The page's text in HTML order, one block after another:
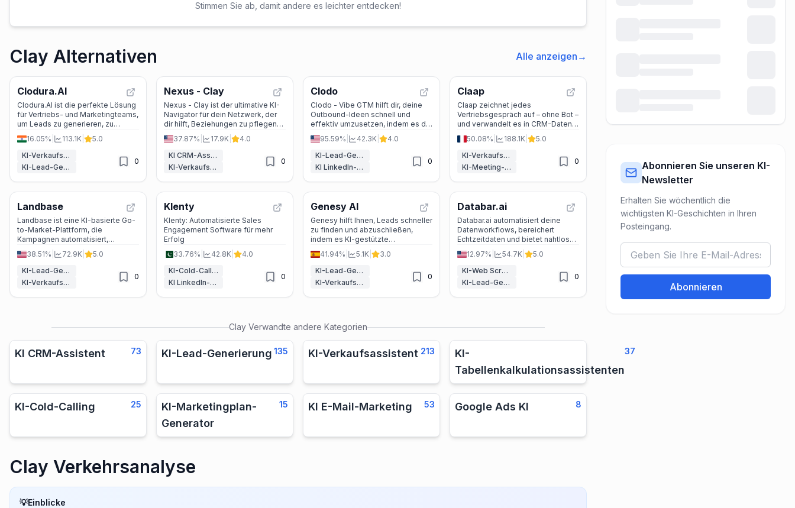
Stimmen Sie ab, damit andere es leichter entdecken!
Clay Alternativen Alle anzeigen →
Clodura.AI
Clodura.AI ist die perfekte Lösung
für Vertriebs- und Marketingteams,
um Leads zu generieren, zu
pflegen und abzuschließen. Mit
einer riesigen Datenbank,
intelligenten Werkzeugen und
Workflows hilft Clodura.AI, Ihre
Vertriebsziele zu erreichen.
16.05% 113.1K
5.0
KI-Verkaufsassistent
KI-Lead-Generierung
0
Nexus - Clay
Nexus - Clay ist der ultimative KI-
Navigator für dein Netzwerk, der
dir hilft, Beziehungen zu pflegen
und Zeit zu sparen.
37.87% 17.9K
4.0
KI CRM-Assistent
KI-Verkaufsassistent
0
Clodo
Clodo - Vibe GTM hilft dir, deine
Outbound-Ideen schnell und
effektiv umzusetzen, indem es dir
die beste Lead-Generierung und
automatisierte Kommunikation
bietet.
95.59% 42.3K
4.0
KI-Lead-Generierung
KI LinkedIn-Assistent
0
Claap
Claap zeichnet jedes
Vertriebsgespräch auf – ohne Bot –
und verwandelt es in CRM-Daten,
Coaching-Einblicke und KI-
gesteuerte Follow-ups.
50.08% 188.1K
5.0
KI-Verkaufsassistent
KI-Meeting-Assistent
0
Landbase
Landbase ist eine KI-basierte Go-
to-Market-Plattform, die
Kampagnen automatisiert,
Conversion-Raten steigert und
Unternehmen hilft, schneller neue
Kunden zu gewinnen.
38.51% 72.9K
5.0
KI-Lead-Generierung
KI-Verkaufsassistent
0
Klenty
Klenty: Automatisierte Sales
Engagement Software für mehr
Erfolg
33.76%
42.8K
4.0
KI-Cold-Calling
KI LinkedIn-Assistent
0
Genesy AI
Genesy hilft Ihnen, Leads schneller
zu finden und abzuschließen,
indem es KI-gestützte
Automatisierung nutzt.
41.94% 5.1K
3.0
KI-Lead-Generierung
KI-Verkaufsassistent
0
Databar.ai
Databar.ai automatisiert deine
Datenworkflows, bereichert
Echtzeitdaten und bietet nahtlose
Integrationen mit CRMs und
Outreach-Tools – alles ohne Code.
12.97% 54.7K
5.0
KI-Web Scraper
KI-Lead-Generierung
0
Clay Verwandte andere Kategorien
KI CRM-Assistent 73 KI-Lead-Generierung 135 KI-Verkaufsassistent 213
KI-
Tabellenkalkulationsassistenten
37
KI-Cold-Calling 25
KI-Marketingplan-
Generator
15 KI E-Mail-Marketing 53 Google Ads KI 8
Clay Verkehrsanalyse
💡Einblicke
Abonnieren Sie unseren KI-
Newsletter
Erhalten Sie wöchentlich die
wichtigsten KI-Geschichten in Ihren
Posteingang.
Abonnieren